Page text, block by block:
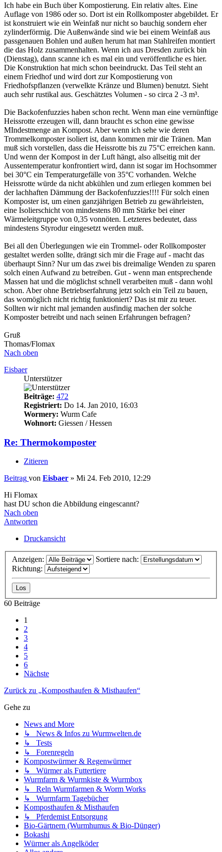
Ich habe ein Buch über Kompostierung. Ein relativ altes. Eine
Auflage von 1986 oder so. Dort ist ein Rollkomposter abgebildet. Er
ist konstruiert wie ein Weinfaß nur nicht so bauchig sondern eher
zylinderförmig. Die Außenwände sind wie bei einem Weinfaß aus
passgenauen Bohlen und außen herum hat man Stahlreifen montiert
die das Holz zusammenhalten. Wenn ich aus Dresden zurück bin
(Dienstag), dann scanne ich es mal ein und veröffentliche es hier.
Die Konstruktion hat mich schon beeindruckt. Das Teil steht an
einem Friedhof und wird dort zur Kompostierung von
Friedhofspflanzen (verwelkte Kränze und Blumen) benutzt. Sieht
auch sehr rustikal aus. Geschätztes Volumen - so circa 2 -3 m³.
Die Backofenfuzzies haben schon recht. Wenn man eine vernünftige
Heissrotte erzeugen will, dann braucht es schon eine gewisse
MIndestmenge an Kompost. Aber wenn ich sehe wie deren
Trommelkomposter isoliert ist, dann kommen mir die Tränen. Man
muß sich vorstellen, dass die Heissrotte bis zu 75°C erreichen kann.
Und wenn der Kompost in der Luft hängt, also allseitig mit der
Aussentemperatur konfrontiert wird, dann ist sogar im Hochsommer
bei 30°C ein Temperaturgefälle von 35°C vorhanden. Welche
Heissrotte würde da nicht abkühlen und zum erliegen kommen bei
der lachhaften Dämmung der Backofenfuzzies!!!! Für solch einen
Komposter ist, um einen ganzjährigen Betrieb zu gewährleisten,
eine Isolierschicht von mindestens 80 mm Stärke bei einer
Wärmeleitgruppe von 0,35 vonnöten. Letzteres bedeutet, dass
mindestens Styrodur eingesetzt werden muß.
Bei all den Überlegungen wie ein Trommel- oder Rollkomposter
gestaltet werden sollte, drängt sich mir die Frage auf - macht das
überhaupt Sinn? Nur um das zwei bis dreimalige Wenden zu sparen
solch einen Aufwand zu betreiben. Gut - wenn man entsprechende
Massen hat und die möglichst schnell verarbeiten muß - dann wohl
schon. Aber ohne Betriebserfahrung jetzt solch ein Teil zu bauen,
das womöglich nicht richtig funktioniert? Das ist mir zu teuer.
Sollten wir nicht mal jemanden ausfindig machen der solche
Komposter betreibt und nach seinen Erfahrungen befragen?
Gruß
Thomas/Flomax
Nach oben
Eisbaer
Unterstützer
Beiträge: 472
Registriert: Do 14. Jan 2010, 16:03
Wormery: Wurm Cafe
Wohnort: Giessen / Hessen
Re: Thermokomposter
Zitieren
Beitrag von Eisbaer » Mi 24. Feb 2010, 12:29
Hi Flomax
hast DU schon die Abbildung eingescannt?
Nach oben
Antworten
Druckansicht
Anzeigen:
Sortiere nach:
Richtung:
60 Beiträge
1
2
3
4
5
6
Nächste
Zurück zu „Komposthaufen & Misthaufen“
Gehe zu
News and More
↳ News & Infos zu Wurmwelten.de
↳ Tests
↳ Forenregeln
Kompostwürmer & Regenwürmer
↳ Würmer als Futtertiere
Wurmfarm & Wurmkiste & Wurmbox
↳ Reln Wurmfarmen & Worm Works
↳ Wurmfarm Tagebücher
Komposthaufen & Misthaufen
↳ Pferdemist Entsorgung
Bio-Gärtnern (Wurmhumus & Bio-Dünger)
Bokashi
Würmer als Angelköder